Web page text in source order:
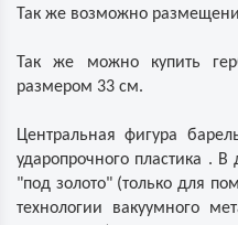
Так же возможно
Так же можно купить
размером 33 см.
Центральная фигура
ударопрочного пластика . В
"под золото" (только для
технологии вакуумного